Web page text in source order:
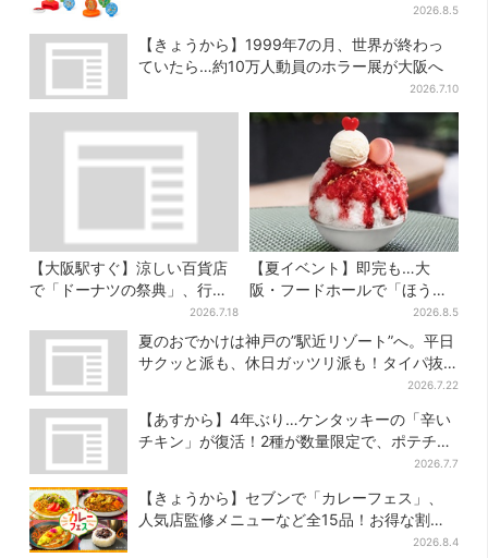
2026.8.5
【きょうから】1999年7の月、世界が終わっ
ていたら…約10万人動員のホラー展が大阪へ
2026.7.10
【大阪駅すぐ】涼しい百貨店
で「ドーナツの祭典」、行列
店の“できたて”＆限定メニュ
ーも
2026.7.18
【夏イベント】即完も…大
阪・フードホールで「ほうせ
き箱」の“限定かき氷”が復
活！一夜限りの盆踊りも
2026.8.5
夏のおでかけは神戸の”駅近リゾート”へ。平日
サクッと派も、休日ガッツリ派も！タイパ抜
2026.7.22
【あすから】4年ぶり…ケンタッキーの「辛い
チキン」が復活！2種が数量限定で、ポテチと
2026.7.7
【きょうから】セブンで「カレーフェス」、
人気店監修メニューなど全15品！お得な割引
2026.8.4